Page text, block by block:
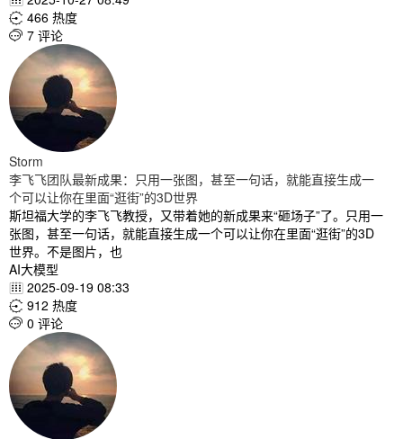
 466 热度
 7 评论
Storm
李飞飞团队最新成果：只用一张图，甚至一句话，就能直接生成一
个可以让你在里面“逛街”的3D世界
斯坦福大学的李飞飞教授，又带着她的新成果来“砸场子”了。只用一
张图，甚至一句话，就能直接生成一个可以让你在里面“逛街”的3D
世界。不是图片，也
AI大模型
 2025-09-19 08:33
 912 热度
 0 评论